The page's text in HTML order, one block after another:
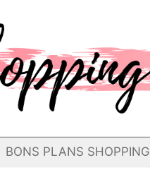
BONS PLANS SHOPPING